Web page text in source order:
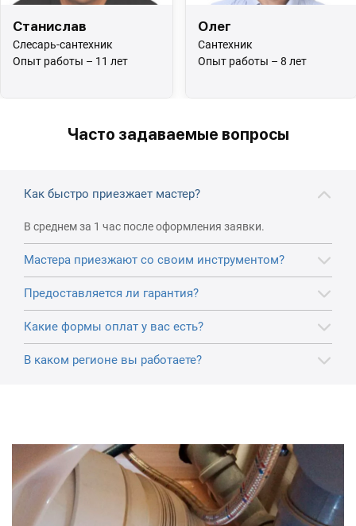
Станислав
Слесарь-сантехник
Опыт работы – 11 лет
Олег
Сантехник
Опыт работы – 8 лет
Часто задаваемые вопросы
Как быстро приезжает мастер?
В среднем за 1 час после оформления заявки.
Мастера приезжают со своим инструментом?
Предоставляется ли гарантия?
Какие формы оплат у вас есть?
В каком регионе вы работаете?